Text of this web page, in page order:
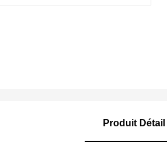
Produit Détail